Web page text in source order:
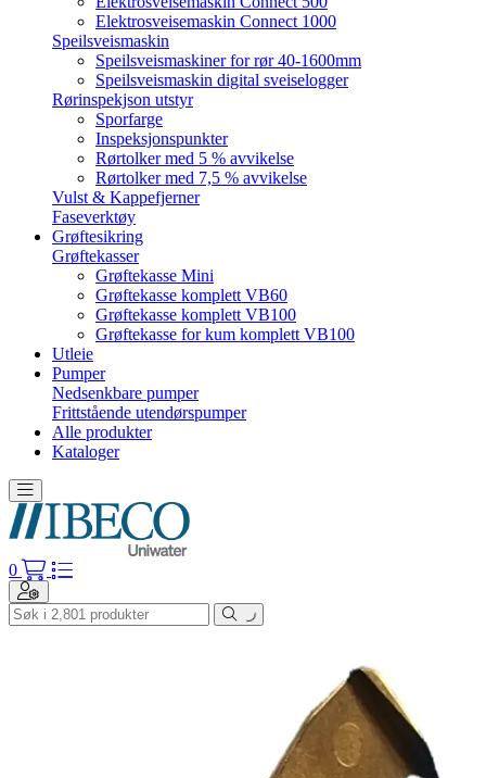
Elektrosveisemaskin Connect 1000
Speilsveismaskin
Speilsveismaskiner for rør 40-1600mm
Speilsveismaskin digital sveiselogger
Rørinspekjson utstyr
Sporfarge
Inspeksjonspunkter
Rørtolker med 5 % avvikelse
Rørtolker med 7,5 % avvikelse
Vulst & Kappefjerner
Faseverktøy
Grøftesikring
Grøftekasser
Grøftekasse Mini
Grøftekasse komplett VB60
Grøftekasse komplett VB100
Grøftekasse for kum komplett VB100
Utleie
Pumper
Nedsenkbare pumper
Frittstående utendørspumper
Alle produkter
Kataloger
Toggle navigation
0
Toggle navigation